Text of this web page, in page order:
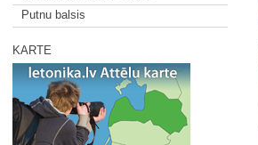
Putnu balsis
KARTE